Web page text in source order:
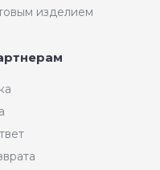
изделием